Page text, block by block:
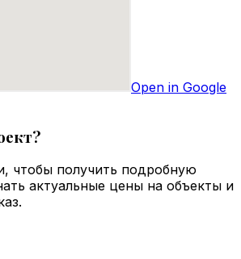
Open in Google
чтобы получить подробную
актуальные цены на объекты и